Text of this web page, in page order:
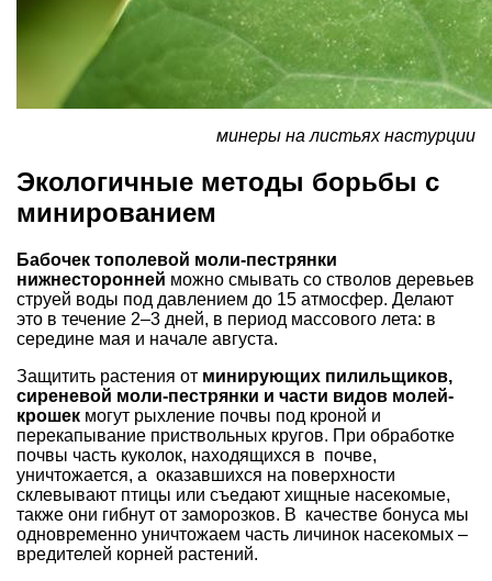
минеры на листьях настурции
Экологичные методы борьбы с
минированием
Бабочек тополевой моли-пестрянки
нижнесторонней можно смывать со стволов деревьев
струей воды под давлением до 15 атмосфер. Делают
это в течение 2–3 дней, в период массового лета: в
середине мая и начале августа.
Защитить растения от минирующих пилильщиков,
сиреневой моли-пестрянки и части видов молей-
крошек могут рыхление почвы под кроной и
перекапывание приствольных кругов. При обработке
почвы часть куколок, находящихся в почве,
уничтожается, а оказавшихся на поверхности
склевывают птицы или съедают хищные насекомые,
также они гибнут от заморозков. В качестве бонуса мы
одновременно уничтожаем часть личинок насекомых –
вредителей корней растений.